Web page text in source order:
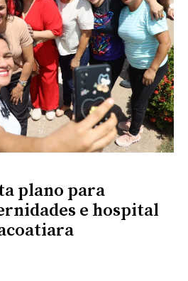
plano para
e hospital